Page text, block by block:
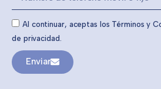
Al continuar, aceptas los Términos y
de privacidad.
Enviar